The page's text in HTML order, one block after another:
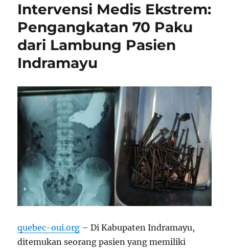
Intervensi Medis Ekstrem:
Pengangkatan 70 Paku
dari Lambung Pasien
Indramayu
quebec-oui.org – Di Kabupaten Indramayu,
ditemukan seorang pasien yang memiliki